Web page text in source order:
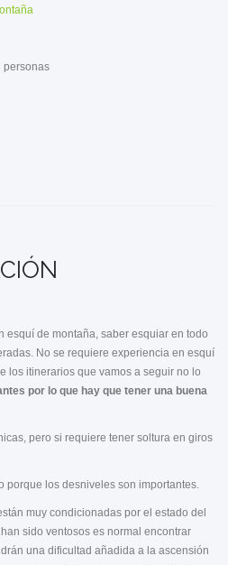
personas
esquí de montaña, saber esquiar en todo
No se requiere experiencia en esquí
los itinerarios que vamos a seguir no lo
por lo que hay que tener una buena
pero si requiere tener soltura en giros
porque los desniveles son importantes.
muy condicionadas por el estado del
sido ventosos es normal encontrar
una dificultad añadida a la ascensión